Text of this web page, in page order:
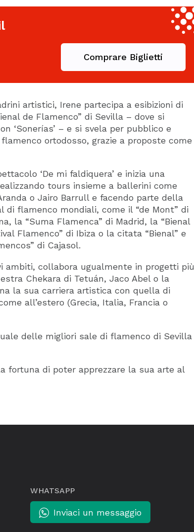
Comprare Biglietti
artistici, Irene partecipa a esibizioni di
de Flamenco” di Sevilla – dove si
‘Sonerías’ – e si svela per pubblico e
ortodosso, grazie a proposte come
‘De mi faldiquera’ e inizia una
tours insieme a ballerini come
o Jairo Barrull e facendo parte della
di flamenco mondiali, come il “de Mont” di
la “Suma Flamenca” di Madrid, la “Bienal
Flamenco” di Ibiza o la citata “Bienal” e
di Cajasol.
ambiti, collabora ugualmente in progetti più
Chekara di Tetuán, Jaco Abel o la
la sua carriera artistica con quella di
all’estero (Grecia, Italia, Francia o
delle migliori sale di flamenco di Sevilla
fortuna di poter apprezzare la sua arte al
WHATSAPP
Inviaci un messaggio